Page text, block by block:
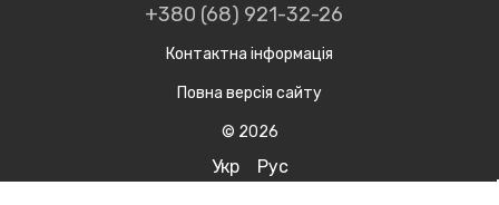
+380 (68) 921-32-26
Контактна інформація
Повна версія сайту
© 2026
Укр Рус